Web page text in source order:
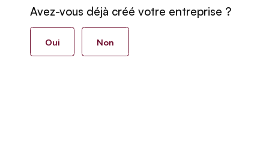
Avez-vous déjà créé votre entreprise ?
Oui Non